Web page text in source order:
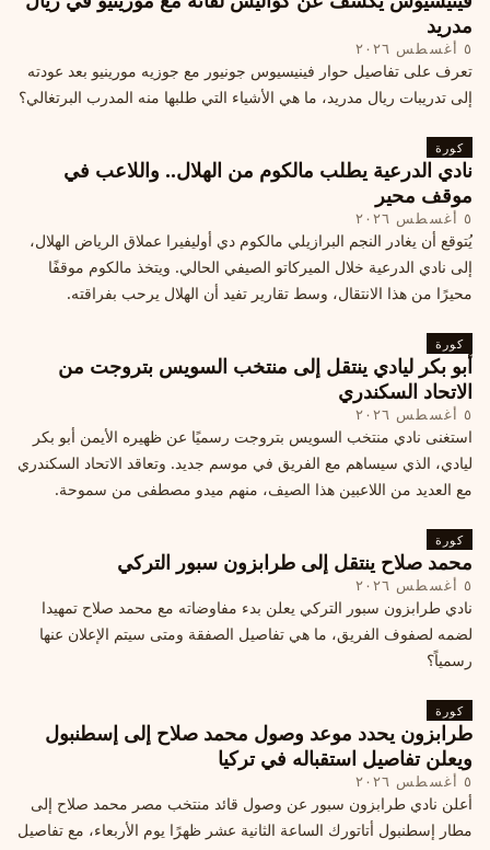
مدريد
٥ أغسطس ٢٠٢٦
تعرف على تفاصيل حوار فينيسيوس جونيور مع جوزيه مورينيو بعد عودته
إلى تدريبات ريال مدريد، ما هي الأشياء التي طلبها منه المدرب البرتغالي؟
كورة
نادي الدرعية يطلب مالكوم من الهلال.. واللاعب في
موقف محير
٥ أغسطس ٢٠٢٦
يُتوقع أن يغادر النجم البرازيلي مالكوم دي أوليفيرا عملاق الرياض الهلال،
إلى نادي الدرعية خلال الميركاتو الصيفي الحالي. ويتخذ مالكوم موقفًا
محيرًا من هذا الانتقال، وسط تقارير تفيد أن الهلال يرحب بفراقته.
كورة
أبو بكر ليادي ينتقل إلى منتخب السويس بتروجت من
الاتحاد السكندري
٥ أغسطس ٢٠٢٦
استغنى نادي منتخب السويس بتروجت رسميًا عن ظهيره الأيمن أبو بكر
ليادي، الذي سيساهم مع الفريق في موسم جديد. وتعاقد الاتحاد السكندري
مع العديد من اللاعبين هذا الصيف، منهم ميدو مصطفى من سموحة.
كورة
محمد صلاح ينتقل إلى طرابزون سبور التركي
٥ أغسطس ٢٠٢٦
نادي طرابزون سبور التركي يعلن بدء مفاوضاته مع محمد صلاح تمهيدا
لضمه لصفوف الفريق، ما هي تفاصيل الصفقة ومتى سيتم الإعلان عنها
رسمياً؟
كورة
طرابزون يحدد موعد وصول محمد صلاح إلى إسطنبول
ويعلن تفاصيل استقباله في تركيا
٥ أغسطس ٢٠٢٦
أعلن نادي طرابزون سبور عن وصول قائد منتخب مصر محمد صلاح إلى
مطار إسطنبول أتاتورك الساعة الثانية عشر ظهرًا يوم الأربعاء، مع تفاصيل